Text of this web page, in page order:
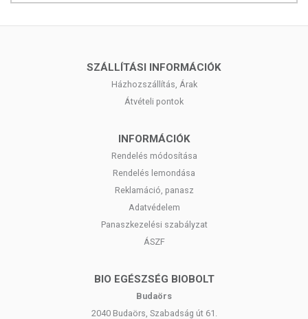
mely egyénenként eltérő lehet, jelölésük, megjelenítésük és
A termék nem helyettesíti a kiegyensúlyozott, változatos étrendet és az
nem alkalmas orvosi kezelés helyettesítésére! Betegség esetén
mennyiséget! Ne szedje a terméket, ha bármely összetevőjére
érzékeny vagy allergiás! Kisgyermekektől elzárva tárolja!
SZÁLLÍTÁSI INFORMÁCIÓK
Házhozszállítás, Árak
Átvételi pontok
INFORMÁCIÓK
Rendelés módosítása
Rendelés lemondása
Reklamáció, panasz
Adatvédelem
Panaszkezelési szabályzat
ÁSZF
BIO EGÉSZSÉG BIOBOLT
Budaörs
2040 Budaörs, Szabadság út 61.